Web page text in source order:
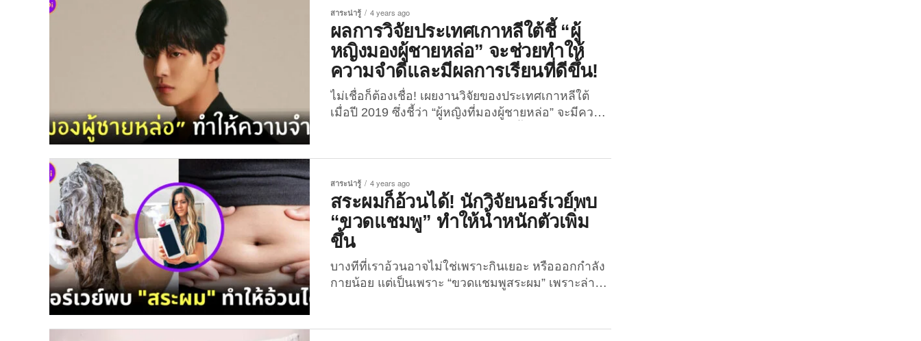
จากงานวิจัยที่ถูกตีพิมพ์ของ Science Advances โดย
ระบุว่า หากเป็นการจดจำของมนุษย์นั้น มนุษย์จะ
สามารถจดจำอัตลักษณ์ของคนใกล้ตัวโดยที่ยังไม่เห็น
ได้ผ่านการได้ยินเสียงหรือได้กลิ่นที่คุ้นเคย เช่น กลิ่น
น้ำหอมและกลิ่นประจำตัวของบุคคลนั้น ๆ แต่สำหรับ
“โลมา” นั้น จะจำเพื่อนและสมาชิกในครอบครัวของตัว
เองโดยที่ไม่เห็นหน้าได้จากการชิมรสชาติของปัสสาวะ
รวมไปถึงสิ่งที่ถูกขับถ่ายออกมา ซึ่งปัสสาวะนี่แหละ...
สาระน่ารู้ 4 years ago
ผลการวิจัยประเทศเกาหลีใต้ชี้ “ผู้
หญิงมองผู้ชายหล่อ” จะช่วยทำให้
ความจำดีและมีผลการเรียนที่ดีขึ้น!
ไม่เชื่อก็ต้องเชื่อ! เผยงานวิจัยของประเทศเกาหลีใต้
เมื่อปี 2019 ซึ่งชี้ว่า “ผู้หญิงที่มองผู้ชายหล่อ” จะมีความ
โทรทัศน์ KBS ประเทศเกาหลีใต้ ได้ รายงานเกี่ยวกับผล
การวิจัยที่แนะนำให้ “ผู้หญิงมองผู้ชายหล่อ” เพราะจะ
ช่วยให้มีความจำดีและมีผลการเรียนที่ดีขึ้น หรือเรียก
ว่าเป็นการเพิ่มประสิทธิภาพในการทำงานนั่นเอง
โดยงานวิจัยนี้...
สาระน่ารู้ 4 years ago
สระผมก็อ้วนได้! นักวิจัยนอร์เวย์พบ
“ขวดแชมพู” ทำให้น้ำหนักตัวเพิ่ม
ขึ้น
บางทีที่เราอ้วนอาจไม่ใช่เพราะกินเยอะ หรือออกกำลัง
กายน้อย แต่เป็นเพราะ “ขวดแชมพูสระผม” เพราะล่าสุด
2565 เว็บไซต์ ACS Publications ได้เผยแพร่ผลการ